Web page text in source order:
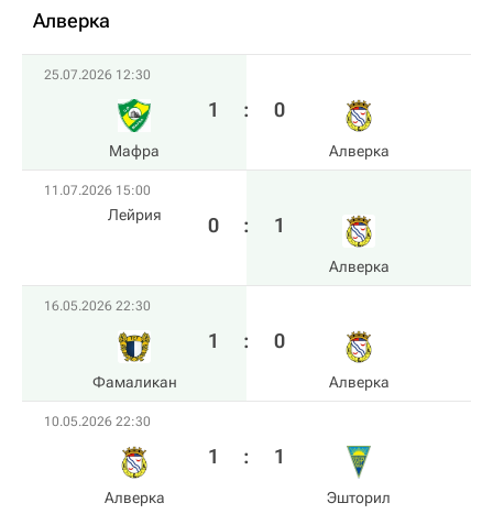
Алверка
25.07.2026 12:30
Мафра
1 : 0
Алверка
11.07.2026 15:00
Лейрия 0 : 1
Алверка
16.05.2026 22:30
Фамаликан
1 : 0
Алверка
10.05.2026 22:30
Алверка
1 : 1
Эшторил